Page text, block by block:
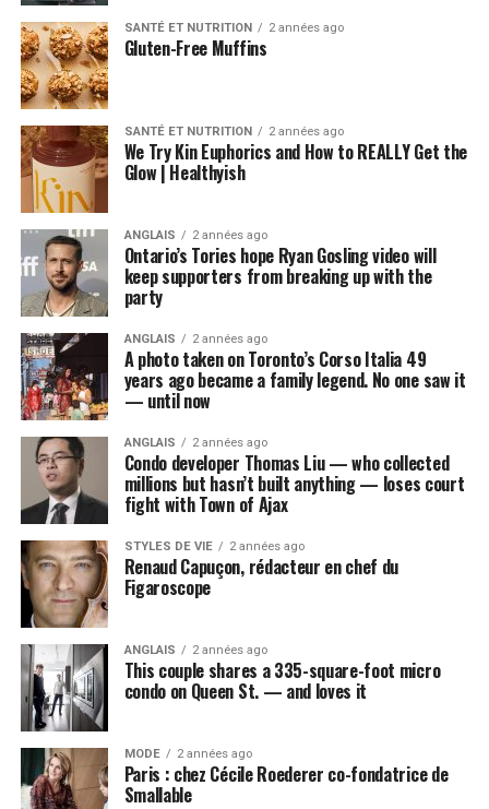
SANTÉ ET NUTRITION 2 années ago
Gluten-Free Muffins
SANTÉ ET NUTRITION 2 années ago
We Try Kin Euphorics and How to REALLY Get the
Glow | Healthyish
ANGLAIS 2 années ago
Ontario’s Tories hope Ryan Gosling video will
keep supporters from breaking up with the
party
ANGLAIS 2 années ago
A photo taken on Toronto’s Corso Italia 49
years ago became a family legend. No one saw it
— until now
ANGLAIS 2 années ago
Condo developer Thomas Liu — who collected
millions but hasn’t built anything — loses court
fight with Town of Ajax
STYLES DE VIE 2 années ago
Renaud Capuçon, rédacteur en chef du
Figaroscope
ANGLAIS 2 années ago
This couple shares a 335-square-foot micro
condo on Queen St. — and loves it
MODE 2 années ago
Paris : chez Cécile Roederer co-fondatrice de
Smallable